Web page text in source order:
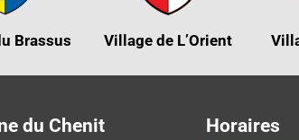
Brassus Village de L’Orient
du Chenit Horaires